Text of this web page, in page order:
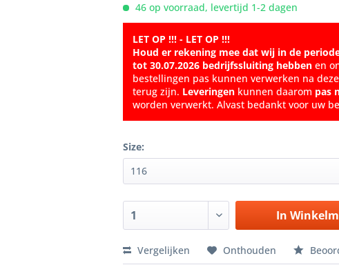
46 op voorraad, levertijd 1-2 dagen
LET OP !!! - LET OP !!!
Houd er rekening mee dat wij in de
tot 30.07.2026 bedrijfssluiting hebben en
bestellingen pas kunnen verwerken na
terug zijn. Leveringen kunnen daarom pas
worden verwerkt. Alvast bedankt voor uw
Size:
In
Vergelijken Onthouden